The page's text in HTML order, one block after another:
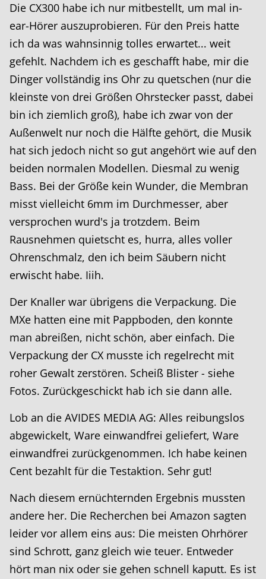
Die CX300 habe ich nur mitbestellt, um mal in-
ear-Hörer auszuprobieren. Für den Preis hatte
ich da was wahnsinnig tolles erwartet... weit
gefehlt. Nachdem ich es geschafft habe, mir die
Dinger vollständig ins Ohr zu quetschen (nur die
kleinste von drei Größen Ohrstecker passt, dabei
bin ich ziemlich groß), habe ich zwar von der
Außenwelt nur noch die Hälfte gehört, die Musik
hat sich jedoch nicht so gut angehört wie auf den
beiden normalen Modellen. Diesmal zu wenig
Bass. Bei der Größe kein Wunder, die Membran
misst vielleicht 6mm im Durchmesser, aber
versprochen wurd's ja trotzdem. Beim
Rausnehmen quietscht es, hurra, alles voller
Ohrenschmalz, den ich beim Säubern nicht
erwischt habe. Iiih.
Der Knaller war übrigens die Verpackung. Die
MXe hatten eine mit Pappboden, den konnte
man abreißen, nicht schön, aber einfach. Die
Verpackung der CX musste ich regelrecht mit
roher Gewalt zerstören. Scheiß Blister - siehe
Fotos. Zurückgeschickt hab ich sie dann alle.
Lob an die AVIDES MEDIA AG: Alles reibungslos
abgewickelt, Ware einwandfrei geliefert, Ware
einwandfrei zurückgenommen. Ich habe keinen
Cent bezahlt für die Testaktion. Sehr gut!
Nach diesem ernüchternden Ergebnis mussten
andere her. Die Recherchen bei Amazon sagten
leider vor allem eins aus: Die meisten Ohrhörer
sind Schrott, ganz gleich wie teuer. Entweder
hört man nix oder sie gehen schnell kaputt. Es ist